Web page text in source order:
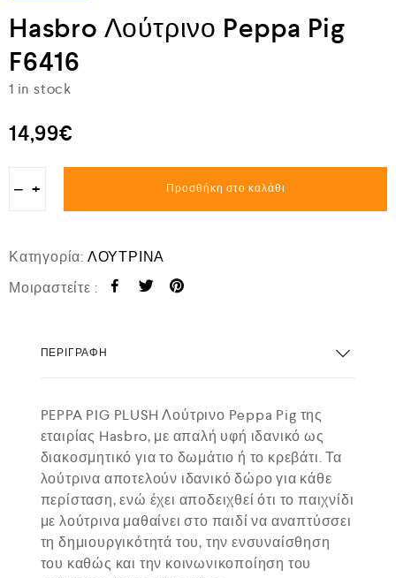
Hasbro Λούτρινο Peppa Pig
F6416
1 in stock
14,99€
− + Προσθήκη στο καλάθι
Κατηγορία: ΛΟΥΤΡΙΝΑ
Μοιραστείτε :
ΠΕΡΙΓΡΑΦΉ
PEPPA PIG PLUSH Λούτρινο Peppa Pig της
εταιρίας Hasbro, με απαλή υφή ιδανικό ως
διακοσμητικό για το δωμάτιο ή το κρεβάτι. Τα
λούτρινα αποτελούν ιδανικό δώρο για κάθε
περίσταση, ενώ έχει αποδειχθεί ότι το παιχνίδι
με λούτρινα μαθαίνει στο παιδί να αναπτύσσει
τη δημιουργικότητά του, την ενσυναίσθηση
του καθώς και την κοινωνικοποίηση του